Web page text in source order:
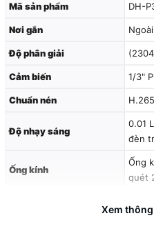
Mã sản phẩm DH-
Nơi gắn
Độ phân giải
Cảm biến 1/3"
Chuẩn nén
Độ nhạy sáng
0.01
đèn
Ống kính
Ống
quét
m
Xem